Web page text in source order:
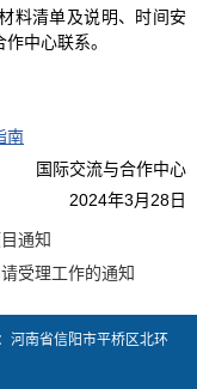
料清单及说明、时间安
中心联系。
南
国际交流与合作中心
2024年3月28日
通知
受理工作的通知
河南省信阳市平桥区北环